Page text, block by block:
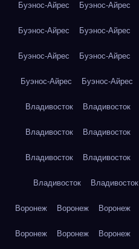
Буэнос-Айрес Буэнос-Айрес
Буэнос-Айрес Буэнос-Айрес
Буэнос-Айрес Буэнос-Айрес
Буэнос-Айрес Буэнос-Айрес
Владивосток Владивосток
Владивосток Владивосток
Владивосток Владивосток
Владивосток Владивосток
Воронеж Воронеж Воронеж
Воронеж Воронеж Воронеж